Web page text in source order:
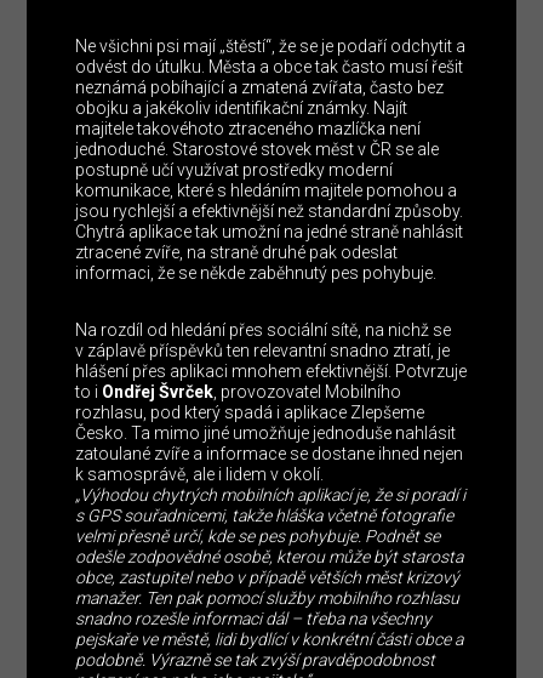
Ne všichni psi mají „štěstí“, že se je podaří odchytit a
odvést do útulku. Města a obce tak často musí řešit
neznámá pobíhající a zmatená zvířata, často bez
obojku a jakékoliv identifikační známky. Najít
majitele takovéhoto ztraceného mazlíčka není
jednoduché. Starostové stovek měst v ČR se ale
postupně učí využívat prostředky moderní
komunikace, které s hledáním majitele pomohou a
jsou rychlejší a efektivnější než standardní způsoby.
Chytrá aplikace tak umožní na jedné straně nahlásit
ztracené zvíře, na straně druhé pak odeslat
informaci, že se někde zaběhnutý pes pohybuje.
Na rozdíl od hledání přes sociální sítě, na nichž se
v záplavě příspěvků ten relevantní snadno ztratí, je
hlášení přes aplikaci mnohem efektivnější. Potvrzuje
to i Ondřej Švrček , provozovatel Mobilního
rozhlasu, pod který spadá i aplikace Zlepšeme
Česko. Ta mimo jiné umožňuje jednoduše nahlásit
zatoulané zvíře a informace se dostane ihned nejen
k samosprávě, ale i lidem v okolí.
„Výhodou chytrých mobilních aplikací je, že si poradí i
s GPS souřadnicemi, takže hláška včetně fotografie
velmi přesně určí, kde se pes pohybuje. Podnět se
odešle zodpovědné osobě, kterou může být starosta
obce, zastupitel nebo v případě větších měst krizový
manažer. Ten pak pomocí služby mobilního rozhlasu
snadno rozešle informaci dál – třeba na všechny
pejskaře ve městě, lidi bydlící v konkrétní části obce a
podobně. Výrazně se tak zvýší pravděpodobnost